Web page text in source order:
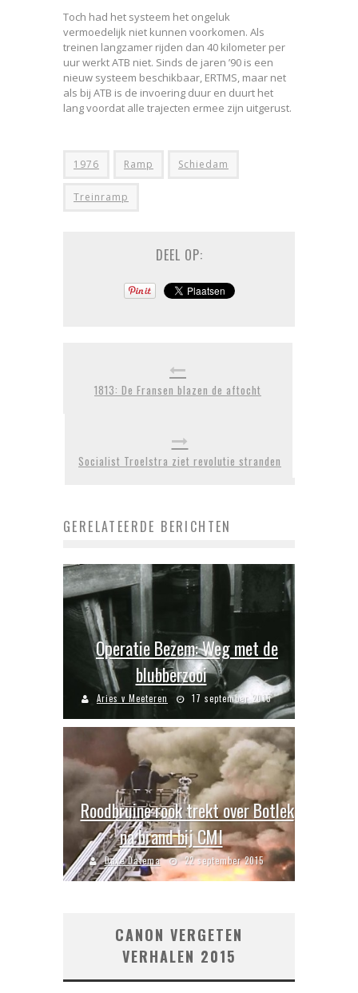
Toch had het systeem het ongeluk
vermoedelijk niet kunnen voorkomen. Als
treinen langzamer rijden dan 40 kilometer per
uur werkt ATB niet. Sinds de jaren ’90 is een
nieuw systeem beschikbaar, ERTMS, maar net
als bij ATB is de invoering duur en duurt het
lang voordat alle trajecten ermee zijn uitgerust.
1976 Ramp Schiedam
Treinramp
DEEL OP:
1813: De Fransen blazen de aftocht
Socialist Troelstra ziet revolutie stranden
GERELATEERDE BERICHTEN
Operatie Bezem: Weg met de
blubberzooi
Aries v Meeteren 17 september 2015
Roodbruine rook trekt over Botlek
na brand bij CMI
Dave Datema 22 september 2015
CANON VERGETEN
VERHALEN 2015